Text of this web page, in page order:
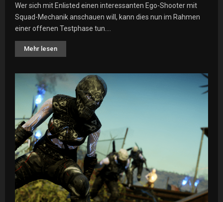
Wer sich mit Enlisted einen interessanten Ego-Shooter mit
Squad-Mechanik anschauen will, kann dies nun im Rahmen
einer offenen Testphase tun....
Mehr lesen